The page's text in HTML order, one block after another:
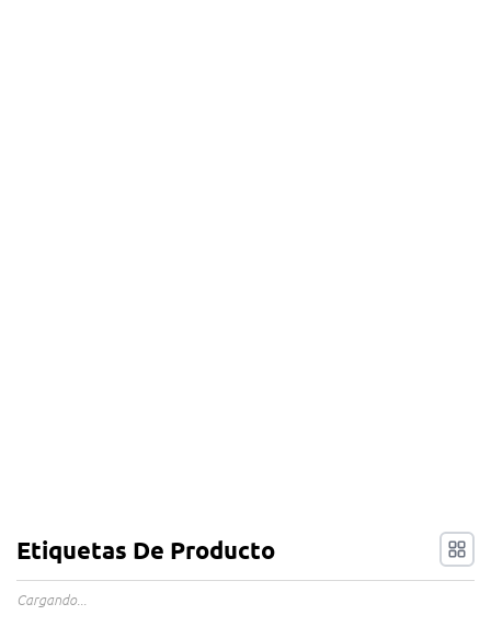
Etiquetas De Producto
Cargando...